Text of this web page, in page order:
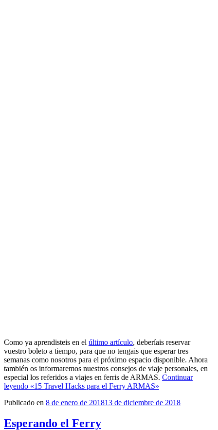
Como ya aprendisteis en el último artículo, deberíais reservar
vuestro boleto a tiempo, para que no tengais que esperar tres
semanas como nosotros para el próximo espacio disponible. Ahora
también os informaremos nuestros consejos de viaje personales, en
especial los referidos a viajes en ferris de ARMAS. Continuar
leyendo «15 Travel Hacks para el Ferry ARMAS»
Publicado en 8 de enero de 201813 de diciembre de 2018
Esperando el Ferry